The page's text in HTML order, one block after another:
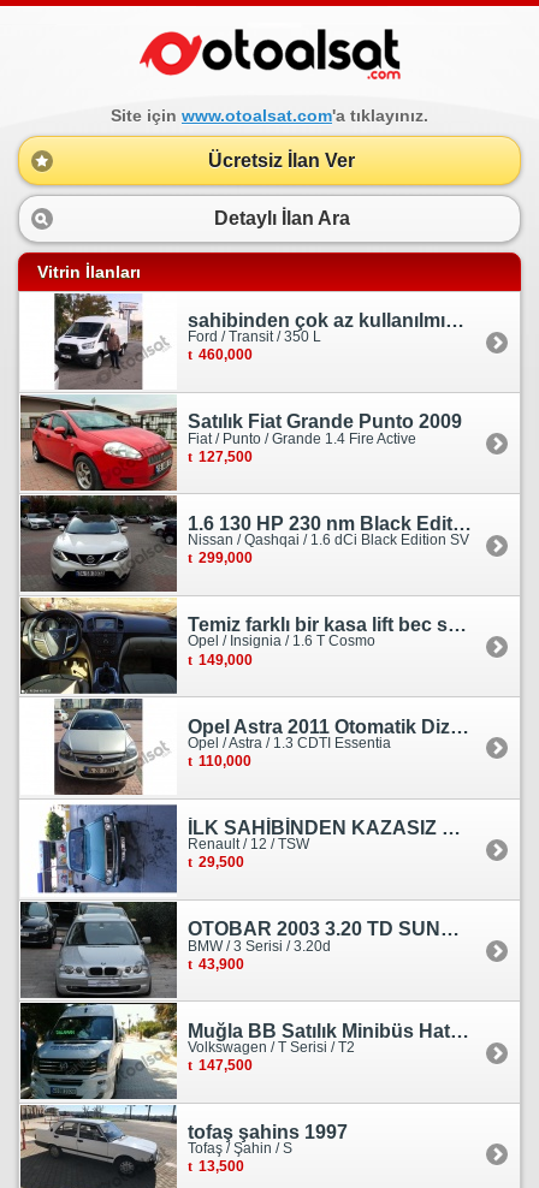
Site için www.otoalsat.com'a tıklayınız.
Ücretsiz İlan Ver
Detaylı İlan Ara
Vitrin İlanları
sahibinden çok az kullanılmış orjinal ford transit
Ford / Transit / 350 L
460,000
Satılık Fiat Grande Punto 2009
Fiat / Punto / Grande 1.4 Fire Active
127,500
1.6 130 HP 230 nm Black Edition servis bakımlı
Nissan / Qashqai / 1.6 dCi Black Edition SV
299,000
Temiz farklı bir kasa lift bec sedan görünümlü heçbek
Opel / Insignia / 1.6 T Cosmo
149,000
Opel Astra 2011 Otomatik Dizel Tramersiz Essentia
Opel / Astra / 1.3 CDTI Essentia
110,000
İLK SAHİBİNDEN KAZASIZ HASARSIZ BOYASIZ DEĞİŞENSİZ TAM ORJİNAL RENO
Renault / 12 / TSW
29,500
OTOBAR 2003 3.20 TD SUNROOF DERİ OTOMATİK DİZEL EMSALSİZ
BMW / 3 Serisi / 3.20d
43,900
Muğla BB Satılık Minibüs Hatı Volkswagen Crafter
Volkswagen / T Serisi / T2
147,500
tofaş şahins 1997
Tofaş / Şahin / S
13,500